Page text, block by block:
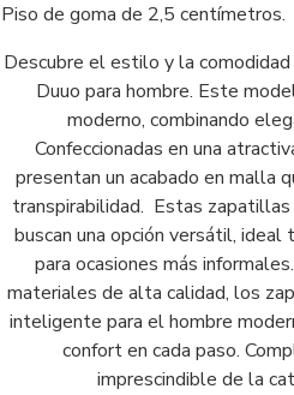
Piso de goma de 2,5 centímetros.
Descubre el estilo y la
Duuo para hombre. Este
moderno, combinando
Confeccionadas en una
presentan un acabado en malla
transpirabilidad. Estas
buscan una opción versátil, ideal
para ocasiones más
materiales de alta calidad, los
inteligente para el hombre
confort en cada paso.
imprescindible de la